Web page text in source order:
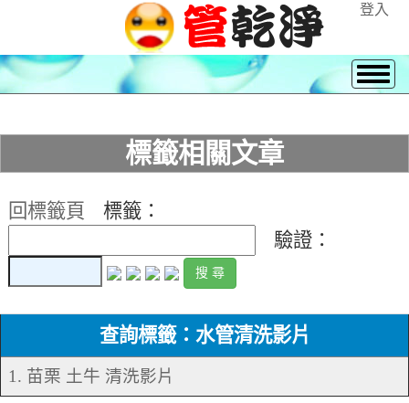
登入
標籤相關文章
回標籤頁
標籤：
驗證：
查詢標籤：水管清洗影片
1. 苗栗 土牛 清洗影片